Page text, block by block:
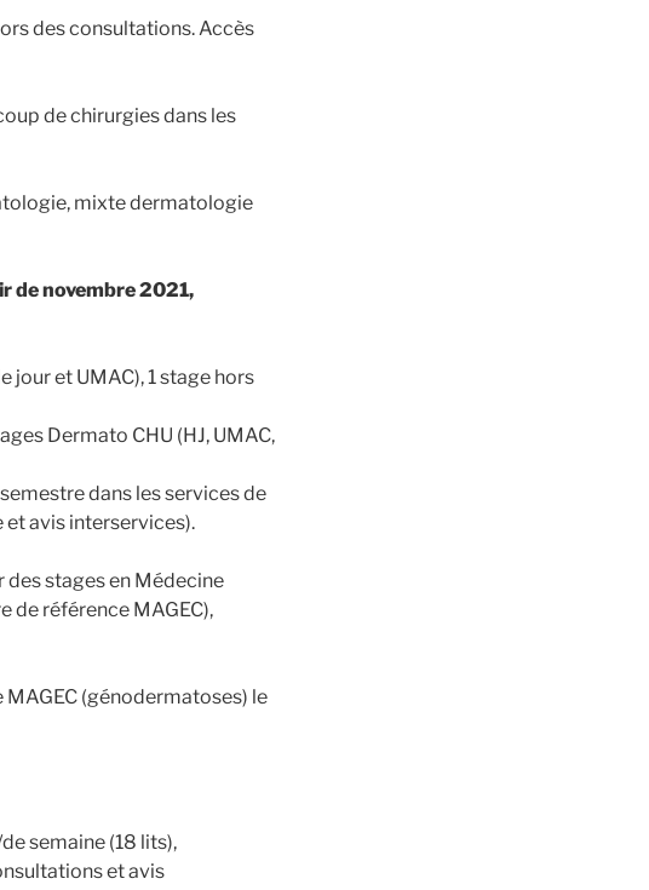
des consultations. Accès
de chirurgies dans les
mixte dermatologie
de novembre 2021,
jour et UMAC), 1 stage hors
Dermato CHU (HJ, UMAC,
dans les services de
avis interservices).
des stages en Médecine
de référence MAGEC),
(génodermatoses) le
semaine (18 lits),
et avis